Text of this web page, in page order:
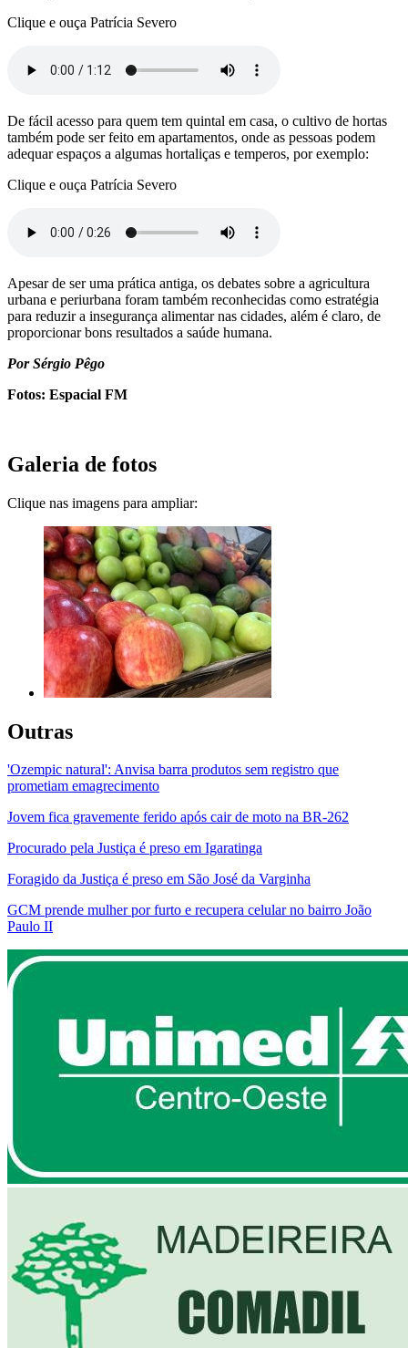
Clique e ouça Patrícia Severo
De fácil acesso para quem tem quintal em casa, o cultivo de hortas
também pode ser feito em apartamentos, onde as pessoas podem
adequar espaços a algumas hortaliças e temperos, por exemplo:
Clique e ouça Patrícia Severo
Apesar de ser uma prática antiga, os debates sobre a agricultura
urbana e periurbana foram também reconhecidas como estratégia
para reduzir a insegurança alimentar nas cidades, além é claro, de
proporcionar bons resultados a saúde humana.
Por Sérgio Pêgo
Fotos: Espacial FM
Galeria de fotos
Clique nas imagens para ampliar:
Outras
'Ozempic natural': Anvisa barra produtos sem registro que
prometiam emagrecimento
Jovem fica gravemente ferido após cair de moto na BR-262
Procurado pela Justiça é preso em Igaratinga
Foragido da Justiça é preso em São José da Varginha
GCM prende mulher por furto e recupera celular no bairro João
Paulo II